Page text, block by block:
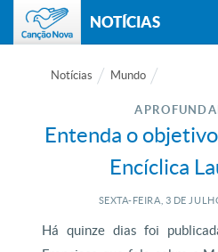
NOTÍCIAS
Notícias Mundo
Entenda o
Encíclica
SEXTA-FEIRA, 3 DE
Há quinze dias foi